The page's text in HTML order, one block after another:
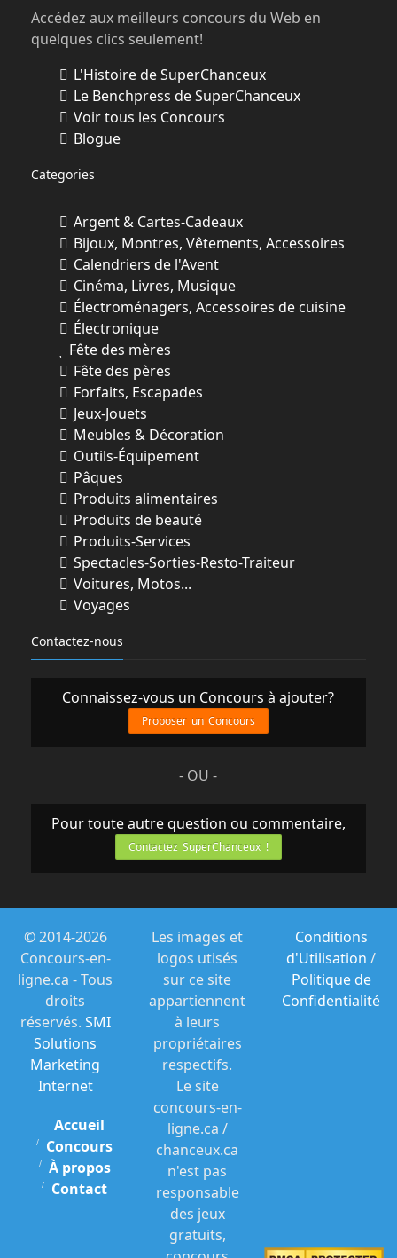
Accédez aux meilleurs concours du Web en
quelques clics seulement!
L'Histoire de SuperChanceux
Le Benchpress de SuperChanceux
Voir tous les Concours
Blogue
Categories
Argent & Cartes-Cadeaux
Bijoux, Montres, Vêtements, Accessoires
Calendriers de l'Avent
Cinéma, Livres, Musique
Électroménagers, Accessoires de cuisine
Électronique
Fête des mères
Fête des pères
Forfaits, Escapades
Jeux-Jouets
Meubles & Décoration
Outils-Équipement
Pâques
Produits alimentaires
Produits de beauté
Produits-Services
Spectacles-Sorties-Resto-Traiteur
Voitures, Motos...
Voyages
Contactez-nous
Connaissez-vous un Concours à ajouter?
Proposer un Concours
- OU -
Pour toute autre question ou commentaire,
Contactez SuperChanceux !
© 2014-2026
Concours-en-
ligne.ca - Tous
droits
réservés. SMI
Solutions
Marketing
Internet
Accueil
Concours
À propos
Contact
Les images et
logos utisés
sur ce site
appartiennent
à leurs
propriétaires
respectifs.
Le site
concours-en-
ligne.ca /
chanceux.ca
n'est pas
responsable
des jeux
gratuits,
Conditions
d'Utilisation /
Politique de
Confidentialité